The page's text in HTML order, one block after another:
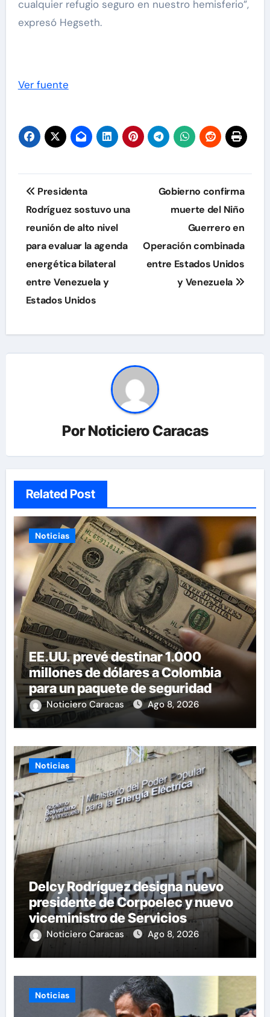
cualquier refugio seguro en nuestro hemisferio”,
expresó Hegseth.
Ver fuente
Navegación
de
entradas
Presidenta
Rodríguez sostuvo una
reunión de alto nivel
para evaluar la agenda
energética bilateral
entre Venezuela y
Estados Unidos
Gobierno confirma
muerte del Niño
Guerrero en
Operación combinada
entre Estados Unidos
y Venezuela
PorNoticiero Caracas
Related Post
Noticias
EE.UU. prevé destinar 1.000
millones de dólares a Colombia
para un paquete de seguridad
Noticiero Caracas Ago 8, 2026
Noticias
Delcy Rodríguez designa nuevo
presidente de Corpoelec y nuevo
viceministro de Servicios
Eléctricos
Noticiero Caracas Ago 8, 2026
Noticias